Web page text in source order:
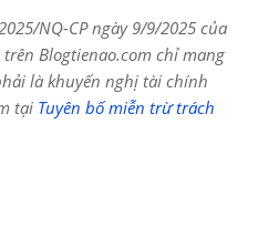
NQ-CP ngày 9/9/2025 của
Blogtienao.com chỉ mang
là khuyến nghị tài chính
tại Tuyên bố miễn trừ trách